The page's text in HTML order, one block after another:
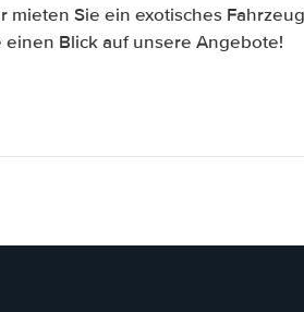
Sie ein exotisches
Blick auf unsere Angebote!